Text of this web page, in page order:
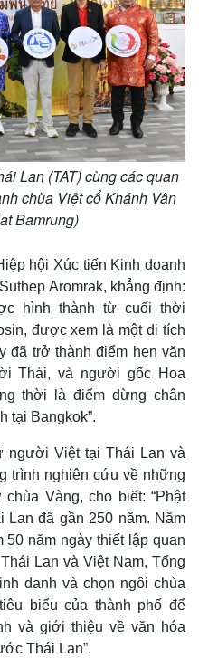
Multimedia
Video
Ảnh
E-Magazine
Infographic
e
Lan (TAT) cùng các quan
chùa Việt cổ Khánh Vân
Bamrung)
hội Xúc tiến Kinh doanh
Aromrak, khẳng định:
hình thành từ cuối thời
được xem là một di tích
đã trở thành điểm hẹn văn
Thái, và người gốc Hoa
thời là điểm dừng chân
tại Bangkok”.
người Việt tại Thái Lan và
trình nghiên cứu về những
Vàng, cho biết: “Phật
Lan đã gần 250 năm. Năm
50 năm ngày thiết lập quan
Lan và Việt Nam, Tổng
danh và chọn ngôi chùa
biểu của thành phố để
và giới thiệu về văn hóa
Thái Lan”.